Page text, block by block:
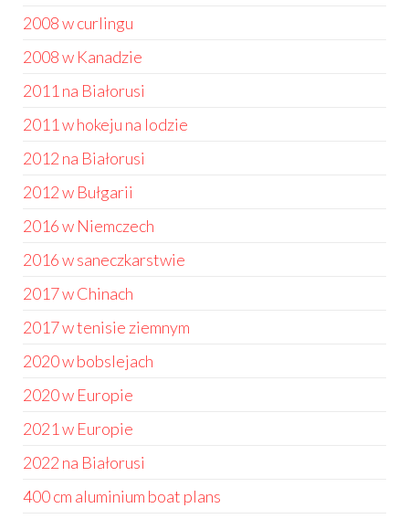
2008 w curlingu
2008 w Kanadzie
2011 na Białorusi
2011 w hokeju na lodzie
2012 na Białorusi
2012 w Bułgarii
2016 w Niemczech
2016 w saneczkarstwie
2017 w Chinach
2017 w tenisie ziemnym
2020 w bobslejach
2020 w Europie
2021 w Europie
2022 na Białorusi
400 cm aluminium boat plans